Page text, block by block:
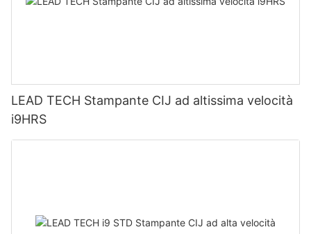
LEAD TECH Stampante CIJ ad altissima velocità
i9HRS